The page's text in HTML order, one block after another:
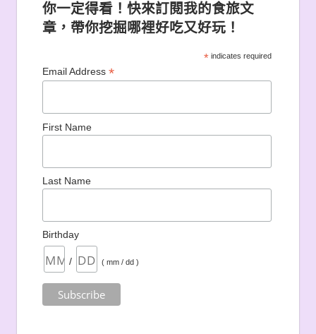
你一定得看！快來訂閱我的食旅文
章，帶你挖掘哪裡好吃又好玩！
*indicates required
Email Address *
First Name
Last Name
Birthday
/ ( mm / dd )